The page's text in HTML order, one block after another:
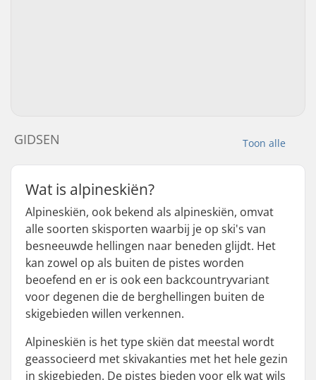
Toon alle
GIDSEN
Wat is alpineskiën?
Alpineskiën, ook bekend als alpineskiën, omvat
alle soorten skisporten waarbij je op ski's van
besneeuwde hellingen naar beneden glijdt. Het
kan zowel op als buiten de pistes worden
beoefend en er is ook een backcountryvariant
voor degenen die de berghellingen buiten de
skigebieden willen verkennen.
Alpineskiën is het type skiën dat meestal wordt
geassocieerd met skivakanties met het hele gezin
in skigebieden. De pistes bieden voor elk wat wils